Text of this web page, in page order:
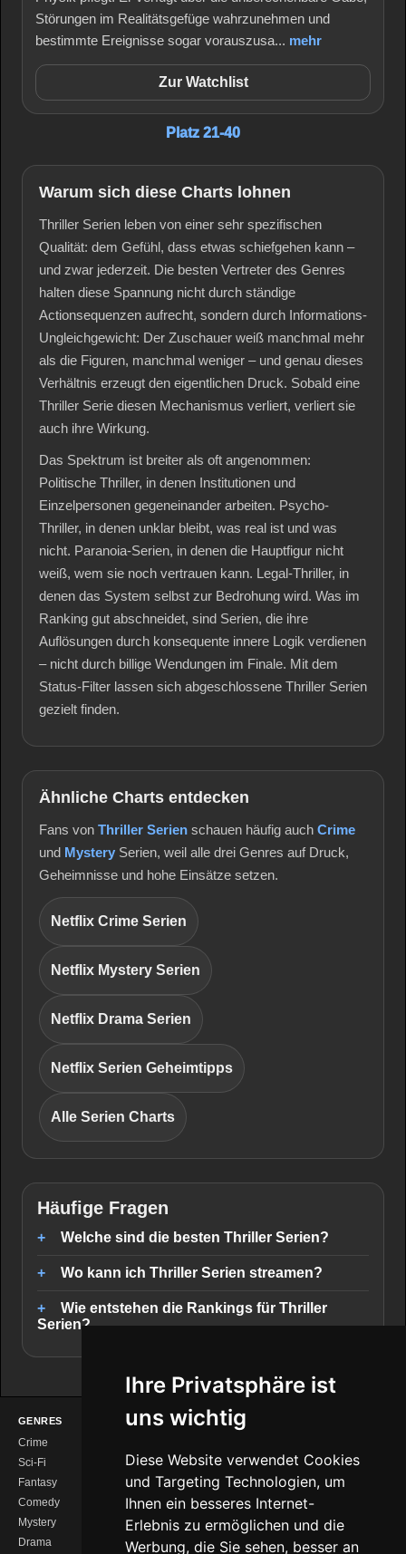
Ihre Privatsphäre ist
uns wichtig
Diese Website verwendet Cookies
und Targeting Technologien, um
Ihnen ein besseres Internet-
Erlebnis zu ermöglichen und die
Werbung, die Sie sehen, besser an
Störungen im Realitätsgefüge wahrzunehmen und
bestimmte Ereignisse sogar vorauszusa... mehr
Zur Watchlist
Platz 21-40
Warum sich diese Charts lohnen
Thriller Serien leben von einer sehr spezifischen
Qualität: dem Gefühl, dass etwas schiefgehen kann –
und zwar jederzeit. Die besten Vertreter des Genres
halten diese Spannung nicht durch ständige
Actionsequenzen aufrecht, sondern durch Informations-
Ungleichgewicht: Der Zuschauer weiß manchmal mehr
als die Figuren, manchmal weniger – und genau dieses
Verhältnis erzeugt den eigentlichen Druck. Sobald eine
Thriller Serie diesen Mechanismus verliert, verliert sie
auch ihre Wirkung.
Das Spektrum ist breiter als oft angenommen:
Politische Thriller, in denen Institutionen und
Einzelpersonen gegeneinander arbeiten. Psycho-
Thriller, in denen unklar bleibt, was real ist und was
nicht. Paranoia-Serien, in denen die Hauptfigur nicht
weiß, wem sie noch vertrauen kann. Legal-Thriller, in
denen das System selbst zur Bedrohung wird. Was im
Ranking gut abschneidet, sind Serien, die ihre
Auflösungen durch konsequente innere Logik verdienen
– nicht durch billige Wendungen im Finale. Mit dem
Status-Filter lassen sich abgeschlossene Thriller Serien
gezielt finden.
Ähnliche Charts entdecken
Fans von Thriller Serien schauen häufig auch Crime
und Mystery Serien, weil alle drei Genres auf Druck,
Geheimnisse und hohe Einsätze setzen.
Netflix Crime Serien
Netflix Mystery Serien
Netflix Drama Serien
Netflix Serien Geheimtipps
Alle Serien Charts
Häufige Fragen
Welche sind die besten Thriller Serien?
Wo kann ich Thriller Serien streamen?
Wie entstehen die Rankings für Thriller
Serien?
GENRES
Crime
Sci-Fi
Fantasy
Comedy
Mystery
Drama
ANBIETER
Amazon Prime
Disney+
MagentaTV
Sky/WOW
HBO Max